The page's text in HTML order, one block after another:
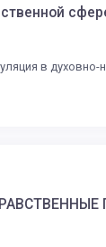
в